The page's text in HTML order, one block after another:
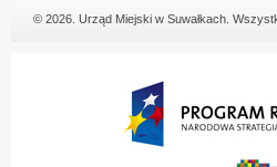
© 2026. Urząd Miejski w Suwałkach.